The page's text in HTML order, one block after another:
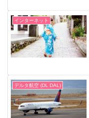
インターネット
デルタ航空 (DL DAL)